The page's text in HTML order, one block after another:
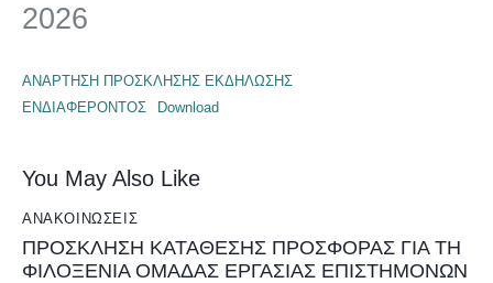
2026
ΑΝΑΡΤΗΣΗ ΠΡΟΣΚΛΗΣΗΣ ΕΚΔΗΛΩΣΗΣ
ΕΝΔΙΑΦΕΡΟΝΤΟΣ
Download
You May Also Like
ΑΝΑΚΟΙΝΏΣΕΙΣ
ΠΡΟΣΚΛΗΣΗ ΚΑΤΑΘΕΣΗΣ ΠΡΟΣΦΟΡΑΣ ΓΙΑ ΤΗ
ΦΙΛΟΞΕΝΙΑ ΟΜΑΔΑΣ ΕΡΓΑΣΙΑΣ ΕΠΙΣΤΗΜΟΝΩΝ